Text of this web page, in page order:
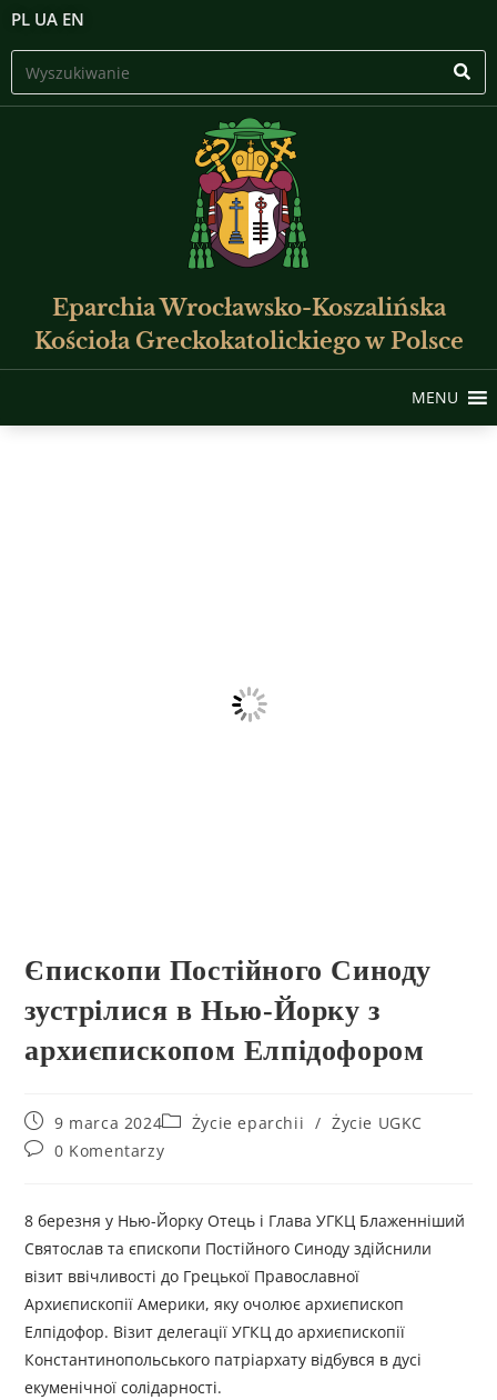
PL UA EN
Eparchia Wrocławsko-Koszalińska
Kościoła Greckokatolickiego w Polsce
MENU
Єпископи Постійного Синоду
зустрілися в Нью-Йорку з
архиєпископом Елпідофором
9 marca 2024 Życie eparchii / Życie UGKC
0 Komentarzy
8 березня у Нью-Йорку Отець і Глава УГКЦ Блаженніший
Святослав та єпископи Постійного Синоду здійснили
візит ввічливості до Грецької Православної
Архиєпископії Америки, яку очолює архиєпископ
Елпідофор. Візит делегації УГКЦ до архиєпископії
Константинопольського патріархату відбувся в дусі
екуменічної солідарності.